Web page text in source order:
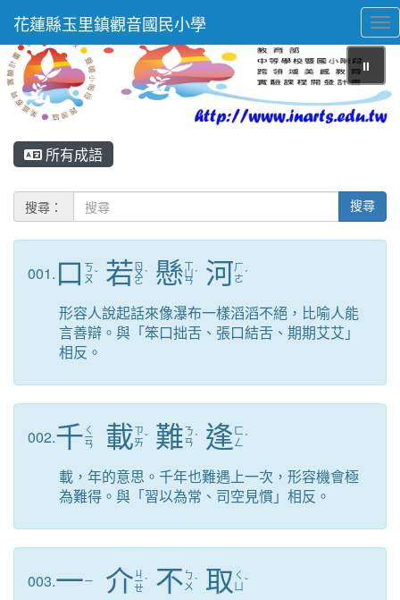
花蓮縣玉里鎮觀音國民小學
⏸
所有成語
搜尋： 搜尋
001. 口 ㄎ
ㄡˇ 若 ㄖ
ㄨ
ㄛ
ˋ 懸ㄒ
ㄩ
ㄢ
ˊ 河ㄏ
ㄜ ˊ
形容人說起話來像瀑布一樣滔滔不絕，比喻人能
言善辯。與「笨口拙舌、張口結舌、期期艾艾」
相反。
002.千 ㄑ
ㄧ
ㄢ 載ㄗ
ㄞˇ 難ㄋ
ㄢ ˊ 逢 ㄈ
ㄥ ˊ
載，年的意思。千年也難遇上一次，形容機會極
為難得。與「習以為常、司空見慣」相反。
003.一ㄧ 介 ㄐ
ㄧ
ㄝ
ˋ 不 ㄅ
ㄨ ˋ 取 ㄑ
ˇ